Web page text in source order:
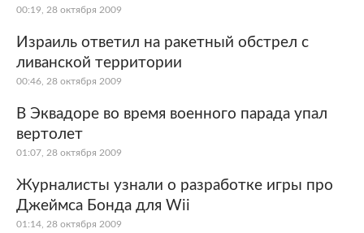
Наука и техника
Культура Интернет и СМИ
Ценности
Из жизни Среда обитания
Забота о себе
00:19, 28 октября 2009
Израиль ответил на ракетный обстрел с
ливанской территории
00:46, 28 октября 2009
В Эквадоре во время военного парада упал
вертолет
01:07, 28 октября 2009
Журналисты узнали о разработке игры про
Джеймса Бонда для Wii
01:14, 28 октября 2009